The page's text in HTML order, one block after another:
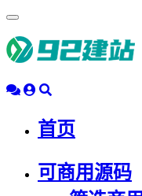
动
导
首页
可商用源码